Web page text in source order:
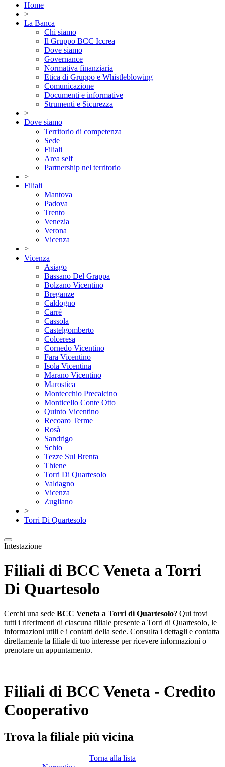
Home
>
La Banca
Chi siamo
Il Gruppo BCC Iccrea
Dove siamo
Governance
Normativa finanziaria
Etica di Gruppo e Whistleblowing
Comunicazione
Documenti e informative
Strumenti e Sicurezza
>
Dove siamo
Territorio di competenza
Sede
Filiali
Area self
Partnership nel territorio
>
Filiali
Mantova
Padova
Trento
Venezia
Verona
Vicenza
>
Vicenza
Asiago
Bassano Del Grappa
Bolzano Vicentino
Breganze
Caldogno
Carrè
Cassola
Castelgomberto
Colceresa
Cornedo Vicentino
Fara Vicentino
Isola Vicentina
Marano Vicentino
Marostica
Montecchio Precalcino
Monticello Conte Otto
Quinto Vicentino
Recoaro Terme
Rosà
Sandrigo
Schio
Tezze Sul Brenta
Thiene
Torri Di Quartesolo
Valdagno
Vicenza
Zugliano
>
Torri Di Quartesolo
Intestazione
Filiali di BCC Veneta a Torri
Di Quartesolo
Cerchi una sede BCC Veneta a Torri di Quartesolo? Qui trovi
tutti i riferimenti di ciascuna filiale presente a Torri di Quartesolo, le
informazioni utili e i contatti della sede. Consulta i dettagli e contatta
direttamente la filiale di tuo interesse per ricevere informazioni o
prenotare un appuntamento.
Filiali di BCC Veneta - Credito
Cooperativo
Trova la filiale più vicina
Torna alla lista